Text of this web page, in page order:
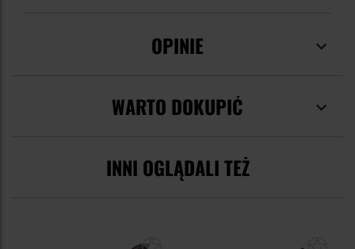
OPINIE
WARTO DOKUPIĆ
INNI OGLĄDALI TEŻ